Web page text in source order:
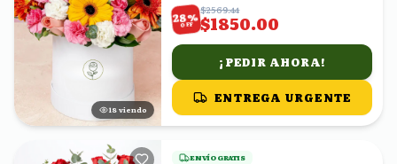
18 viendo
28%
OFF
$2569.44
$1850.00
¡PEDIR AHORA!
ENTREGA URGENTE
ENVÍO GRATIS